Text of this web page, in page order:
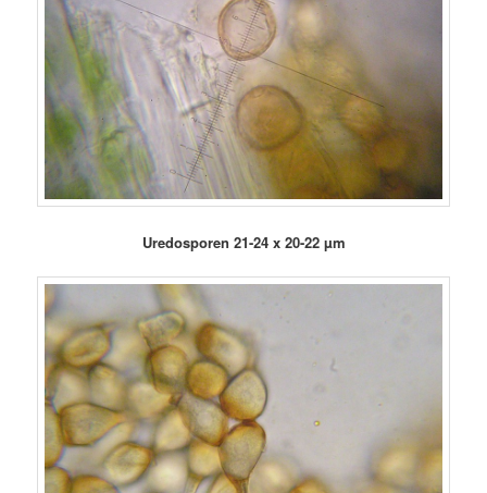
Uredosporen 21-24 x 20-22 µm